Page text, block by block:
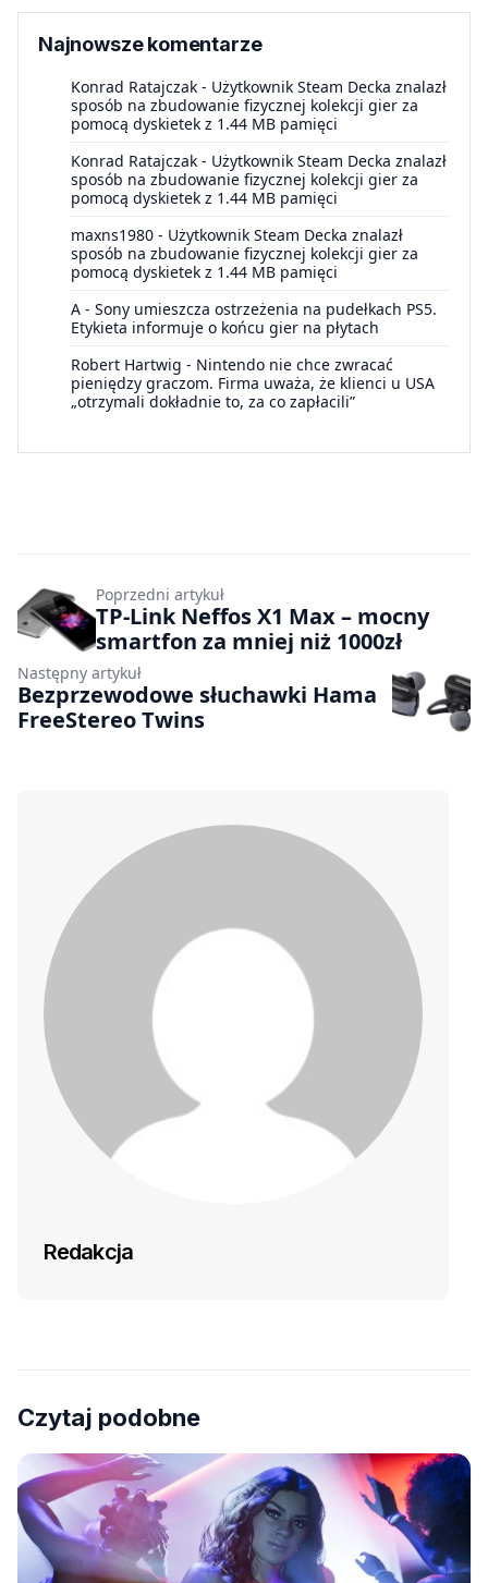
Najnowsze komentarze
Konrad Ratajczak - Użytkownik Steam Decka znalazł
sposób na zbudowanie fizycznej kolekcji gier za
pomocą dyskietek z 1.44 MB pamięci
Konrad Ratajczak - Użytkownik Steam Decka znalazł
sposób na zbudowanie fizycznej kolekcji gier za
pomocą dyskietek z 1.44 MB pamięci
maxns1980 - Użytkownik Steam Decka znalazł
sposób na zbudowanie fizycznej kolekcji gier za
pomocą dyskietek z 1.44 MB pamięci
A - Sony umieszcza ostrzeżenia na pudełkach PS5.
Etykieta informuje o końcu gier na płytach
Robert Hartwig - Nintendo nie chce zwracać
pieniędzy graczom. Firma uważa, że klienci u USA
„otrzymali dokładnie to, za co zapłacili”
Poprzedni artykuł
TP-Link Neffos X1 Max – mocny
smartfon za mniej niż 1000zł
Następny artykuł
Bezprzewodowe słuchawki Hama
FreeStereo Twins
Redakcja
Czytaj podobne